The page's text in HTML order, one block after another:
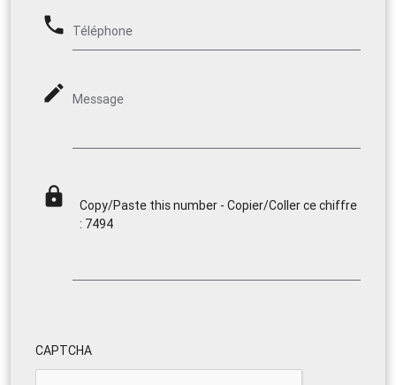
phone Téléphone
mode_edit Message
lock
Copy/Paste this number - Copier/Coller ce chiffre
: 7494
CAPTCHA